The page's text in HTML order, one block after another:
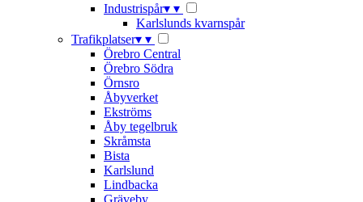
Industrispår▾ ▾
Karlslunds kvarnspår
Trafikplatser▾ ▾
Örebro Central
Örebro Södra
Örnsro
Åbyverket
Ekströms
Åby tegelbruk
Skråmsta
Bista
Karlslund
Lindbacka
Gräveby